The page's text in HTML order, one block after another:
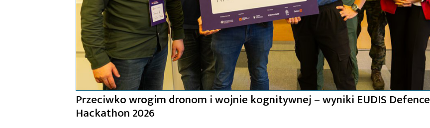
Przeciwko wrogim dronom i wojnie kognitywnej – wyniki EUDIS Defence
Hackathon ​2026